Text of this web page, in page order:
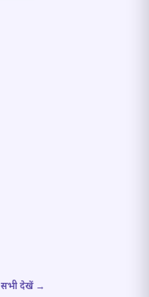
सभी देखें →